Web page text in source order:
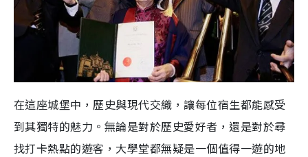
在這座城堡中，歷史與現代交織，讓每位宿生都能感受
到其獨特的魅力。無論是對於歷史愛好者，還是對於尋
找打卡熱點的遊客，大學堂都無疑是一個值得一遊的地